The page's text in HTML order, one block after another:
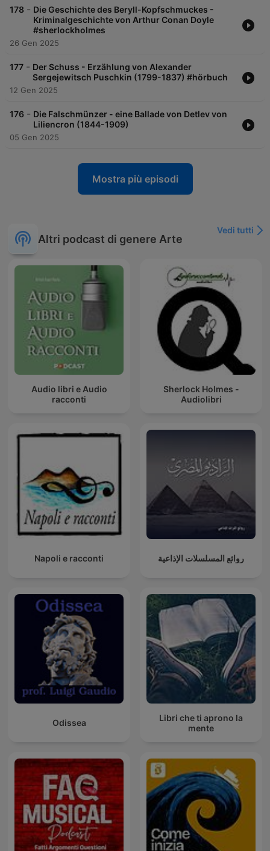
178 - Die Geschichte des Beryll-Kopfschmuckes -
Kriminalgeschichte von Arthur Conan Doyle
#sherlockholmes
26 Gen 2025
177 - Der Schuss - Erzählung von Alexander
Sergejewitsch Puschkin (1799-1837) #hörbuch
12 Gen 2025
176 - Die Falschmünzer - eine Ballade von Detlev von
Liliencron (1844-1909)
05 Gen 2025
Mostra più episodi
Altri podcast di genere Arte
Vedi tutti
Audio libri e Audio
racconti
Sherlock Holmes -
Audiolibri
Napoli e racconti روائع المسلسلات الإذاعية
Odissea
Libri che ti aprono la
mente